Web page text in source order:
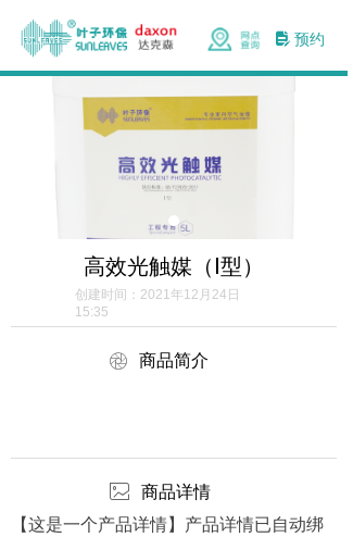
넖 预约
高效光触媒（Ⅰ型）
商品简介
创建时间： 2021年12月24日
15:35
商品详情
【这是一个产品详情】产品详情已自动绑
ꁵ
ꂈ